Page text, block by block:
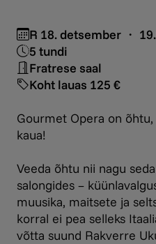
R 18. detsember ・
5 tundi
Fratrese saal
Koht lauas 125 €
Gourmet Opera on
kaua!
Veeda õhtu nii nagu
salongides –
muusika, maitsete ja
korral ei pea selleks
võtta suund Rakverre